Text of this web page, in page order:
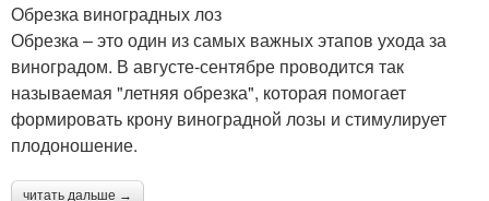
Обрезка виноградных лоз
Обрезка – это один из самых важных этапов ухода за
виноградом. В августе-сентябре проводится так
называемая "летняя обрезка", которая помогает
формировать крону виноградной лозы и стимулирует
плодоношение.
читать дальше →